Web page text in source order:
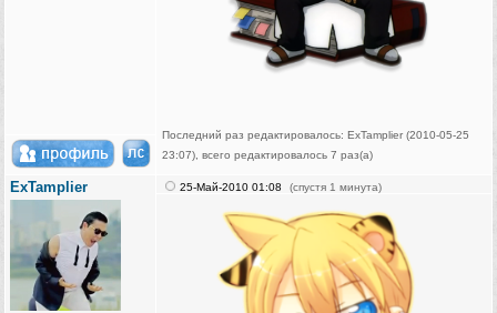
Последний раз редактировалось: ExTamplier (2010-05-25
23:07), всего редактировалось 7 раз(а)
ExTamplier 25-Май-2010 01:08 (спустя 1 минута)